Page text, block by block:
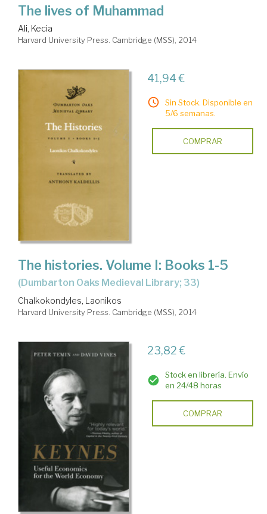
The lives of Muhammad
Ali, Kecia
Harvard University Press. Cambridge (MSS), 2014
41,94 €
Sin Stock. Disponible en
5/6 semanas.
COMPRAR
The histories. Volume I: Books 1-5
(Dumbarton Oaks Medieval Library; 33)
Chalkokondyles, Laonikos
Harvard University Press. Cambridge (MSS), 2014
23,82 €
Stock en librería. Envío
en 24/48 horas
COMPRAR